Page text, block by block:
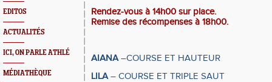
EDITOS
ACTUALITÉS
ICI, ON PARLE ATHLÉ
MÉDIATHÈQUE
Rendez-vous à 14h00 sur place.
Remise des récompenses à 18h00.
AIANA–COURSE ET HAUTEUR
LILA– COURSE ET TRIPLE SAUT